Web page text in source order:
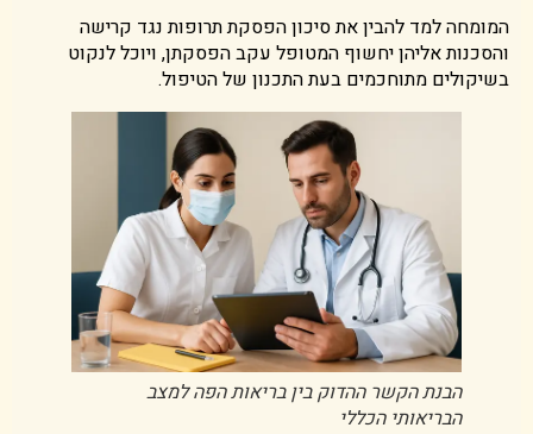
המומחה למד להבין את סיכון הפסקת תרופות נגד קרישה
והסכנות אליהן יחשוף המטופל עקב הפסקתן, ויוכל לנקוט
בשיקולים מתוחכמים בעת התכנון של הטיפול.
הבנת הקשר ההדוק בין בריאות הפה למצב
הבריאותי הכללי